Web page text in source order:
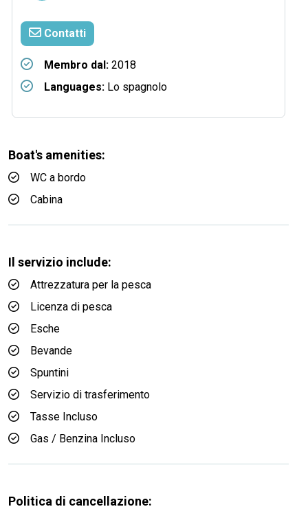
Contatti
Membro dal: 2018
Languages: Lo spagnolo
Boat's amenities:
WC a bordo
Cabina
Il servizio include:
Attrezzatura per la pesca
Licenza di pesca
Esche
Bevande
Spuntini
Servizio di trasferimento
Tasse Incluso
Gas / Benzina Incluso
Politica di cancellazione: